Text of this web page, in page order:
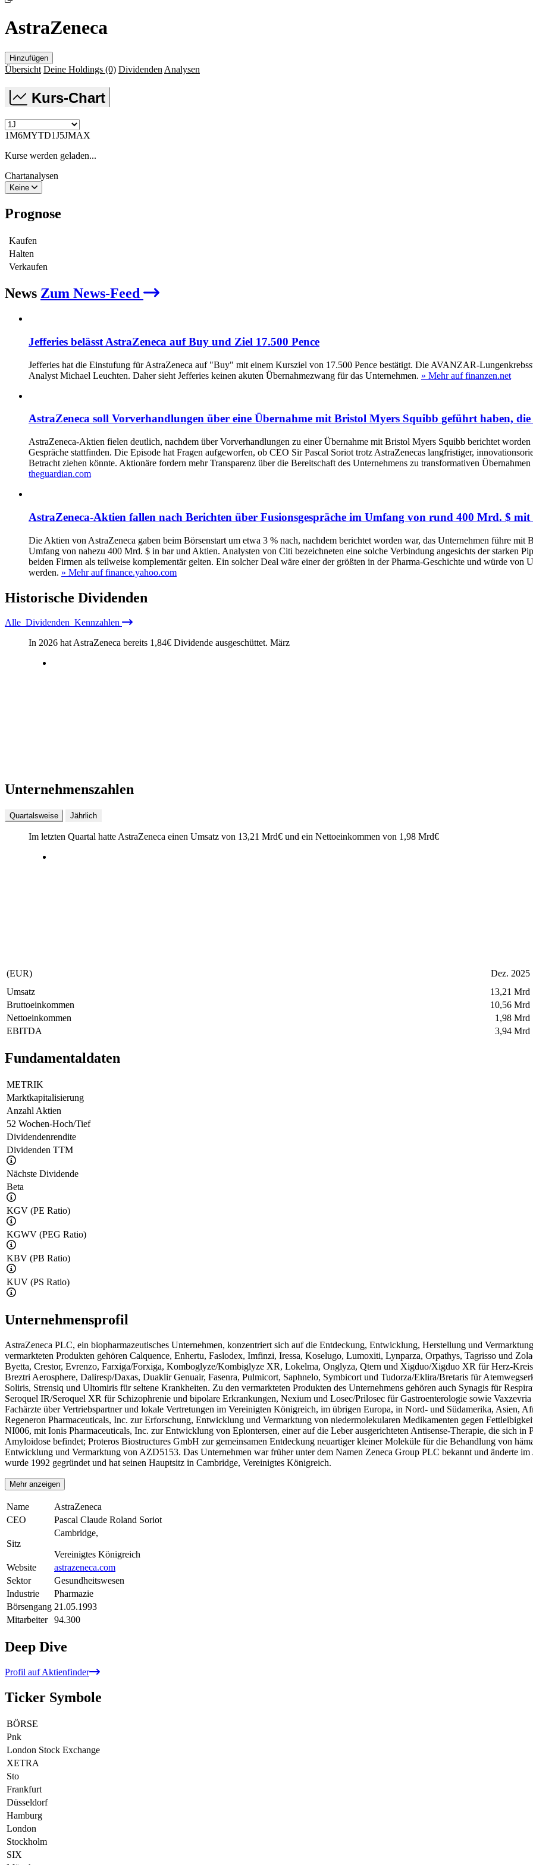
AstraZeneca
Hinzufügen
Übersicht Deine Holdings (0) Dividenden Analysen
Kurs-Chart
1M6MYTD1J5JMAX
Kurse werden geladen...
Chartanalysen
Keine
Prognose
Kaufen
Halten
Verkaufen
News Zum News-Feed
Jefferies belässt AstraZeneca auf Buy und Ziel 17.500 Pence
Jefferies hat die Einstufung für AstraZeneca auf "Buy" mit einem Kursziel von 17.500 Pence bestätigt. Die AVANZAR-
Analyst Michael Leuchten. Daher sieht Jefferies keinen akuten Übernahmezwang für das Unternehmen. » Mehr auf finanzen.net
AstraZeneca soll Vorverhandlungen über eine Übernahme mit Bristol Myers Squibb geführt haben,
AstraZeneca-Aktien fielen deutlich, nachdem über Vorverhandlungen zu einer Übernahme mit Bristol Myers Squibb berichtet worden
Gespräche stattfinden. Die Episode hat Fragen aufgeworfen, ob CEO Sir Pascal Soriot trotz AstraZenecas langfristiger,
Betracht ziehen könnte. Aktionäre fordern mehr Transparenz über die Bereitschaft des Unternehmens zu transformativen
theguardian.com
AstraZeneca-Aktien fallen nach Berichten über Fusionsgespräche im Umfang von rund 400 Mrd. $
Die Aktien von AstraZeneca gaben beim Börsenstart um etwa 3 % nach, nachdem berichtet worden war, das Unternehmen führe
Umfang von nahezu 400 Mrd. $ in bar und Aktien. Analysten von Citi bezeichneten eine solche Verbindung angesichts der starken
beiden Firmen als teilweise komplementär gelten. Ein solcher Deal wäre einer der größten in der Pharma-Geschichte und würde
werden. » Mehr auf finance.yahoo.com
Historische Dividenden
Alle Dividenden Kennzahlen
In 2026 hat AstraZeneca bereits 1,84€ Dividende ausgeschüttet. März
Unternehmenszahlen
Quartalsweise Jährlich
Im letzten Quartal hatte AstraZeneca einen Umsatz von 13,21 Mrd€ und ein Nettoeinkommen von 1,98 Mrd€
(EUR) Dez. 2025
Umsatz
13,21 Mrd
Bruttoeinkommen
10,56 Mrd
Nettoeinkommen
1,98 Mrd
EBITDA
3,94 Mrd
Fundamentaldaten
METRIK
Marktkapitalisierung
Anzahl Aktien
52 Wochen-Hoch/Tief
Dividendenrendite
Dividenden TTM
Nächste Dividende
Beta
KGV (PE Ratio)
KGWV (PEG Ratio)
KBV (PB Ratio)
KUV (PS Ratio)
Unternehmensprofil
AstraZeneca PLC, ein biopharmazeutisches Unternehmen, konzentriert sich auf die Entdeckung, Entwicklung, Herstellung und
vermarkteten Produkten gehören Calquence, Enhertu, Faslodex, Imfinzi, Iressa, Koselugo, Lumoxiti, Lynparza, Orpathys, Tagrisso und
Byetta, Crestor, Evrenzo, Farxiga/Forxiga, Komboglyze/Kombiglyze XR, Lokelma, Onglyza, Qtern und Xigduo/Xigduo XR für Herz-
Breztri Aerosphere, Daliresp/Daxas, Duaklir Genuair, Fasenra, Pulmicort, Saphnelo, Symbicort und Tudorza/Eklira/Bretaris für
Soliris, Strensiq und Ultomiris für seltene Krankheiten. Zu den vermarkteten Produkten des Unternehmens gehören auch Synagis für
Seroquel IR/Seroquel XR für Schizophrenie und bipolare Erkrankungen, Nexium und Losec/Prilosec für Gastroenterologie sowie
Fachärzte über Vertriebspartner und lokale Vertretungen im Vereinigten Königreich, im übrigen Europa, in Nord- und Südamerika, Asien,
Regeneron Pharmaceuticals, Inc. zur Erforschung, Entwicklung und Vermarktung von niedermolekularen Medikamenten gegen
NI006, mit Ionis Pharmaceuticals, Inc. zur Entwicklung von Eplontersen, einer auf die Leber ausgerichteten Antisense-Therapie, die sich
Amyloidose befindet; Proteros Biostructures GmbH zur gemeinsamen Entdeckung neuartiger kleiner Moleküle für die Behandlung von
Entwicklung und Vermarktung von AZD5153. Das Unternehmen war früher unter dem Namen Zeneca Group PLC bekannt und änderte
wurde 1992 gegründet und hat seinen Hauptsitz in Cambridge, Vereinigtes Königreich.
Mehr anzeigen
Name
AstraZeneca
CEO
Pascal Claude Roland Soriot
Sitz
Cambridge,
Vereinigtes Königreich
Website
astrazeneca.com
Sektor
Gesundheitswesen
Industrie
Pharmazie
Börsengang 21.05.1993
Mitarbeiter
94.300
Deep Dive
Profil auf Aktienfinder
Ticker Symbole
BÖRSE
Pnk
London Stock Exchange
XETRA
Sto
Frankfurt
Düsseldorf
Hamburg
London
Stockholm
SIX